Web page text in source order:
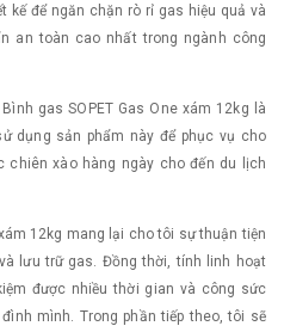
kế để ngăn chặn rò rỉ gas hiệu quả và
an toàn cao nhất trong ngành công
gas SOPET Gas One xám 12kg là
dụng sản phẩm này để phục vụ cho
chiên xào hàng ngày cho đến du lịch
12kg mang lại cho tôi sự thuận tiện
lưu trữ gas. Đồng thời, tính linh hoạt
được nhiều thời gian và công sức
mình. Trong phần tiếp theo, tôi sẽ